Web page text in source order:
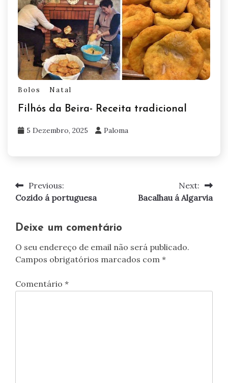
Bolos Natal
Filhós da Beira- Receita tradicional
5 Dezembro, 2025 Paloma
Navegação
artigos
Previous:
Cozido á portuguesa
Next:
Bacalhau á Algarvia
Deixe um comentário
O seu endereço de email não será publicado.
Campos obrigatórios marcados com *
Comentário *